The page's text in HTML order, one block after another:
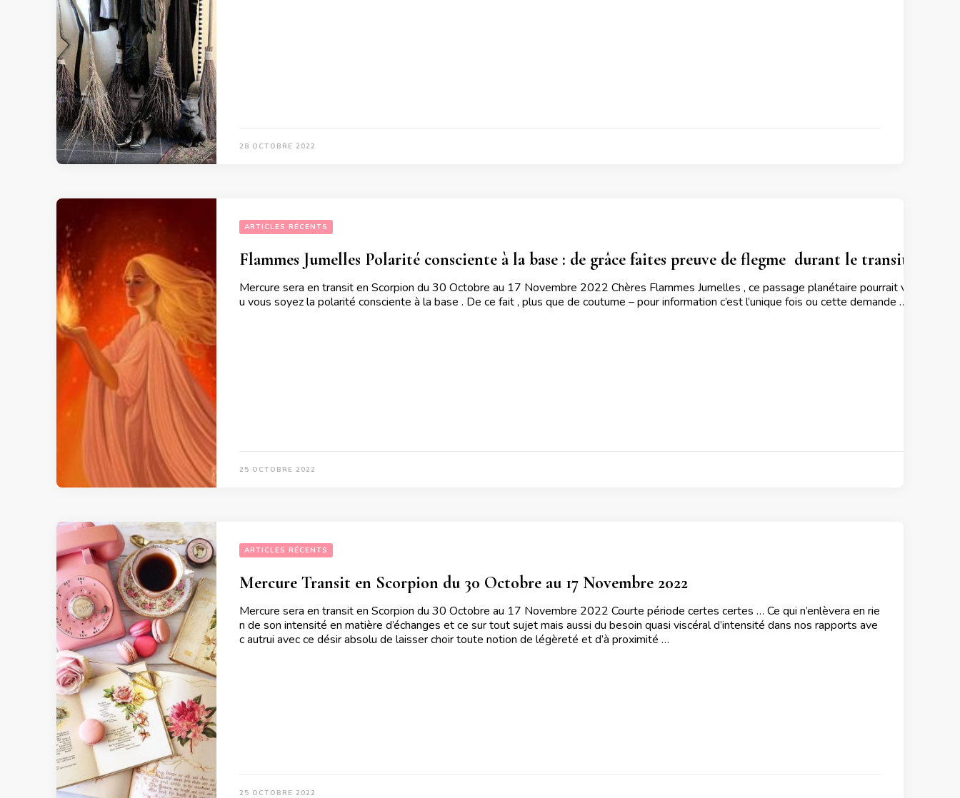
28 OCTOBRE 2022
ARTICLES RÉCENTS
Flammes Jumelles Polarité consciente à la base : de grâce faites preuve de flegme  durant le transit de
Mercure sera en transit en Scorpion du 30 Octobre au 17 Novembre 2022 Chères Flammes Jumelles , ce passage planétaire pourrait vous
u vous soyez la polarité consciente à la base . De ce fait , plus que de coutume – pour information c’est l’unique fois ou cette demande …
25 OCTOBRE 2022
ARTICLES RÉCENTS
Mercure Transit en Scorpion du 30 Octobre au 17 Novembre 2022
Mercure sera en transit en Scorpion du 30 Octobre au 17 Novembre 2022 Courte période certes certes … Ce qui n’enlèvera en rie
n de son intensité en matière d’échanges et ce sur tout sujet mais aussi du besoin quasi viscéral d’intensité dans nos rapports ave
c autrui avec ce désir absolu de laisser choir toute notion de légèreté et d’à proximité …
25 OCTOBRE 2022